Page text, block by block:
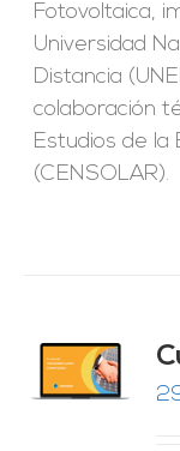
Fotovoltaica,
Universidad
Distancia
colaboración
Estudios de la
(CENSOLAR).